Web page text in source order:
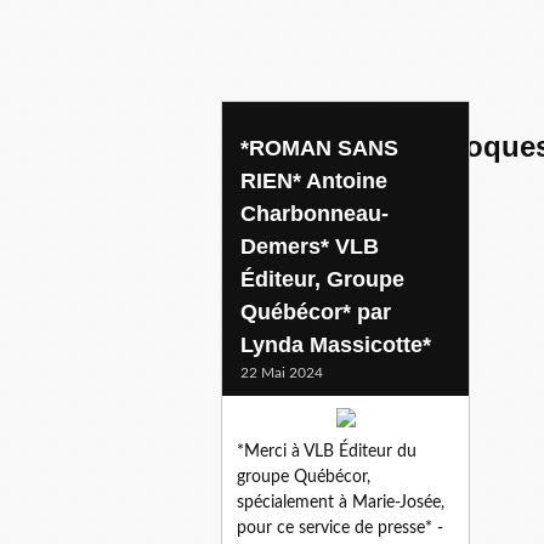
personnages
*ROMAN SANS
RIEN* Antoine
Charbonneau-
Demers* VLB
Éditeur, Groupe
Québécor* par
Lynda Massicotte*
22 Mai 2024
*Merci à VLB Éditeur du
groupe Québécor,
spécialement à Marie-Josée,
pour ce service de presse* -